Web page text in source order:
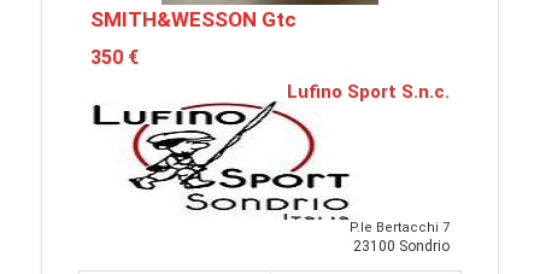
SMITH&WESSON Gtc
350 €
Lufino Sport S.n.c.
P.le Bertacchi 7
23100 Sondrio